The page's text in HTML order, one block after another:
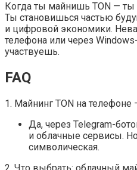
Когда ты майнишь TON — ты
Ты становишься частью
и цифровой экономики.
телефона или через
участвуешь.
FAQ
1. Майнинг TON на телефоне
Да, через Telegram-
и облачные сервисы.
символическая.